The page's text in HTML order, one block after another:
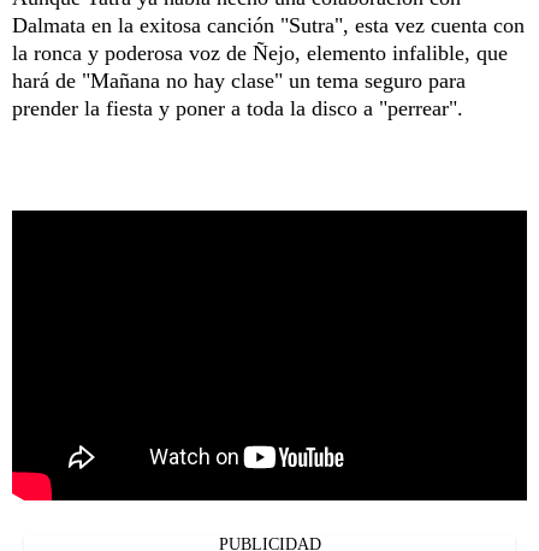
Dalmata en la exitosa canción "Sutra", esta vez cuenta con
la ronca y poderosa voz de Ñejo, elemento infalible, que
hará de "Mañana no hay clase" un tema seguro para
prender la fiesta y poner a toda la disco a "perrear".
PUBLICIDAD